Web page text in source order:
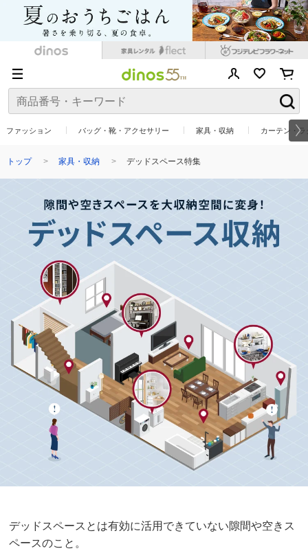
ファッション バッグ・靴・アクセサリー 家具・収納 カーテン・
トップ 家具・収納 デッドスペース特集
デッドスペースとは有効に活用できていない隙間や空きス
ペースのこと。